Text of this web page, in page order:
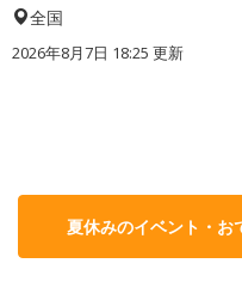
全国
2026年8月7日 18:25 更新
夏休みのイベント・お